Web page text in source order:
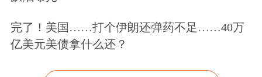
完了！美国……打个伊朗还弹药不足……40万
亿美元美债拿什么还？